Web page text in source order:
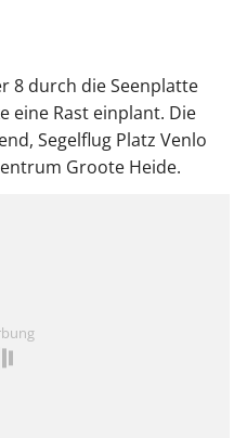
8 durch die Seenplatte
eine Rast einplant. Die
Segelflug Platz Venlo
Groote Heide.